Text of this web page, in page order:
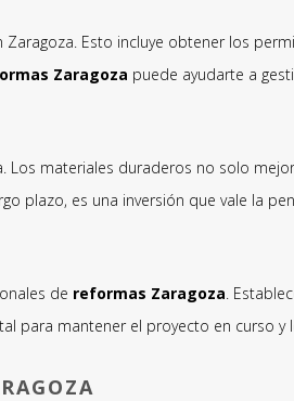
Esto incluye obtener los
Zaragoza puede ayudarte a
materiales duraderos no solo
plazo, es una inversión que vale la
de reformas Zaragoza.
para mantener el proyecto en curso